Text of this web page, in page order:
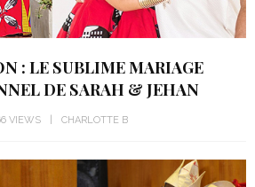
: LE SUBLIME MARIAGE
DE SARAH & JEHAN
VIEWS CHARLOTTE B